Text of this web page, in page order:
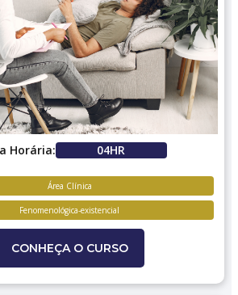
Horária: 04HR
Área Clínica
Fenomenológica-existencial
CONHEÇA O CURSO